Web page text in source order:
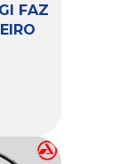
FAZ